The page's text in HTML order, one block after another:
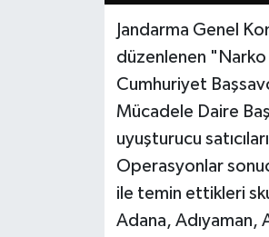
Jandarma Genel
düzenlenen "Narko
Cumhuriyet
Mücadele Daire
uyuşturucu
Operasyonlar
ile temin ettikleri
Adana, Adıyaman,